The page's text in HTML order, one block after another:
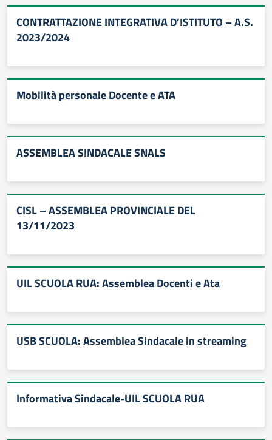
CONTRATTAZIONE INTEGRATIVA D’ISTITUTO – A.S.
2023/2024
Mobilità personale Docente e ATA
ASSEMBLEA SINDACALE SNALS
CISL – ASSEMBLEA PROVINCIALE DEL
13/11/2023
UIL SCUOLA RUA: Assemblea Docenti e Ata
USB SCUOLA: Assemblea Sindacale in streaming
Informativa Sindacale-UIL SCUOLA RUA